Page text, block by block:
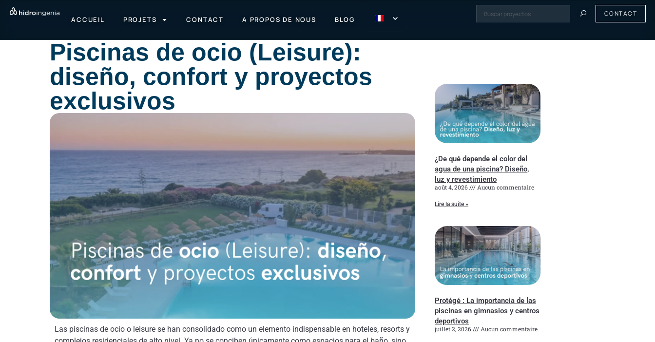
ACCUEIL PROJETS CONTACT A PROPOS DE NOUS BLOG
CONTACT
Piscinas de ocio (Leisure):
diseño, confort y proyectos
exclusivos
Las piscinas de ocio o leisure se han consolidado como un elemento indispensable en hoteles, resorts y
¿De qué depende el color del
agua de una piscina? Diseño,
luz y revestimiento
août 4, 2026 Aucun commentaire
Lire la suite »
Protégé : La importancia de las
piscinas en gimnasios y centros
deportivos
juillet 2, 2026 Aucun commentaire